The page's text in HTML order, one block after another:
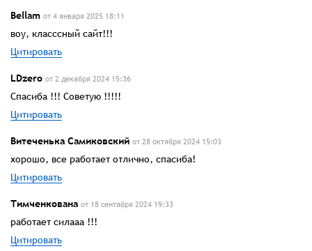
Bellam от 4 января 2025 18:11
воу, класссный сайт!!!
Цитировать
LDzero от 2 декабря 2024 15:36
Спасиба !!! Советую !!!!!
Цитировать
Витеченька Самиковский от 28 октября 2024 15:03
хорошо, все работает отлично, спасиба!
Цитировать
Тимченкована от 18 сентября 2024 19:33
работает силааа !!!
Цитировать